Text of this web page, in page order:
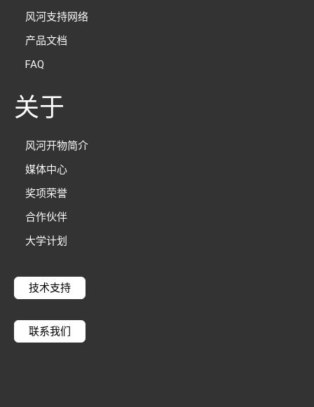
风河支持网络
产品文档
FAQ
关于
风河开物简介
媒体中心
奖项荣誉
合作伙伴
大学计划
技术支持
联系我们